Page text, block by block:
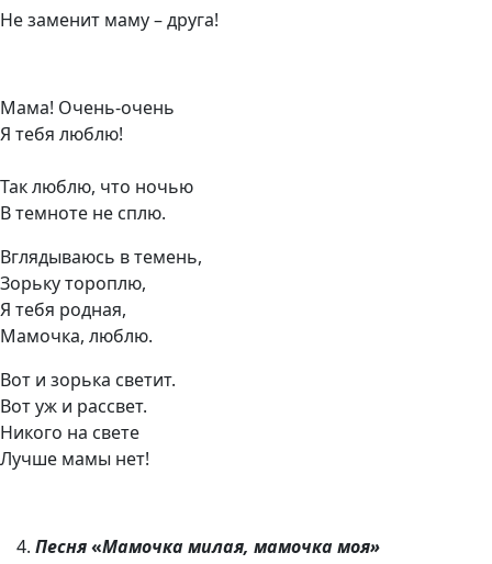
Не заменит маму – друга!
Мама! Очень-очень
Я тебя люблю!
Так люблю, что ночью
В темноте не сплю.
Вглядываюсь в темень,
Зорьку тороплю,
Я тебя родная,
Мамочка, люблю.
Вот и зорька светит.
Вот уж и рассвет.
Никого на свете
Лучше мамы нет!
Песня«Мамочка милая, мамочка моя»